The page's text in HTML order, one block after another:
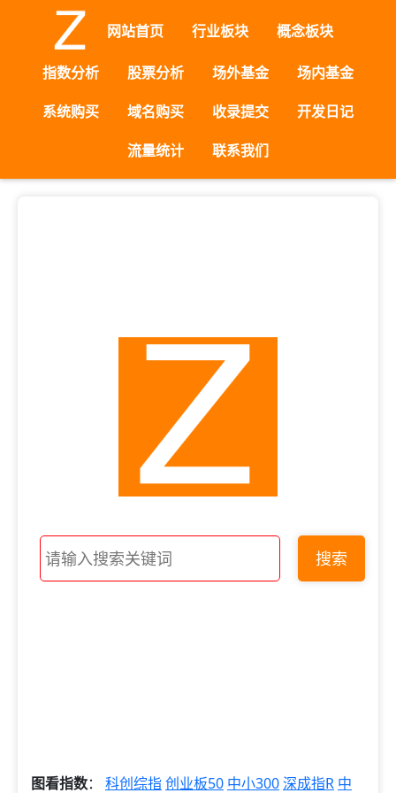
网站首页 行业板块 概念板块
指数分析 股票分析 场外基金
场内基金
系统购买
域名购买 收录提交
开发日记
流量统计
联系我们
搜索
图看指数： 科创综指创业板50 中小300深成指R 中